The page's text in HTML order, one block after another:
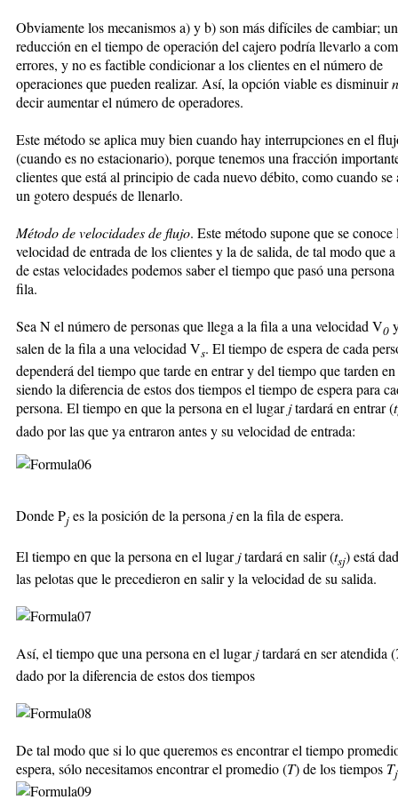
Obviamente los mecanismos a) y b) son más difíciles de cambiar;
reducción en el tiempo de operación del cajero podría llevarlo a
errores, y no es factible condicionar a los clientes en el número de
operaciones que pueden realizar. Así, la opción viable es disminuirn
decir aumentar el número de operadores.
Este método se aplica muy bien cuando hay interrupciones en el
(cuando es no estacionario), porque tenemos una fracción
clientes que está al principio de cada nuevo débito, como cuando se
un gotero después de llenarlo.
Método de velocidades de flujo. Este método supone que se conoce
velocidad de entrada de los clientes y la de salida, de tal modo que
de estas velocidades podemos saber el tiempo que pasó una
fila.
Sea N el número de personas que llega a la fila a una velocidad V0
salen de la fila a una velocidad Vs. El tiempo de espera de cada
dependerá del tiempo que tarde en entrar y del tiempo que tarden
siendo la diferencia de estos dos tiempos el tiempo de espera para
persona. El tiempo en que la persona en el lugarjtardará en entrar (t
dado por las que ya entraron antes y su velocidad de entrada:
Donde Pj es la posición de la persona jen la fila de espera.
El tiempo en que la persona en el lugarjtardará en salir (tsj) está
las pelotas que le precedieron en salir y la velocidad de su salida.
Así, el tiempo que una persona en el lugarjtardará en ser atendida (
dado por la diferencia de estos dos tiempos
De tal modo que si lo que queremos es encontrar el tiempo
espera, sólo necesitamos encontrar el promedio (T) de los tiempos Tj